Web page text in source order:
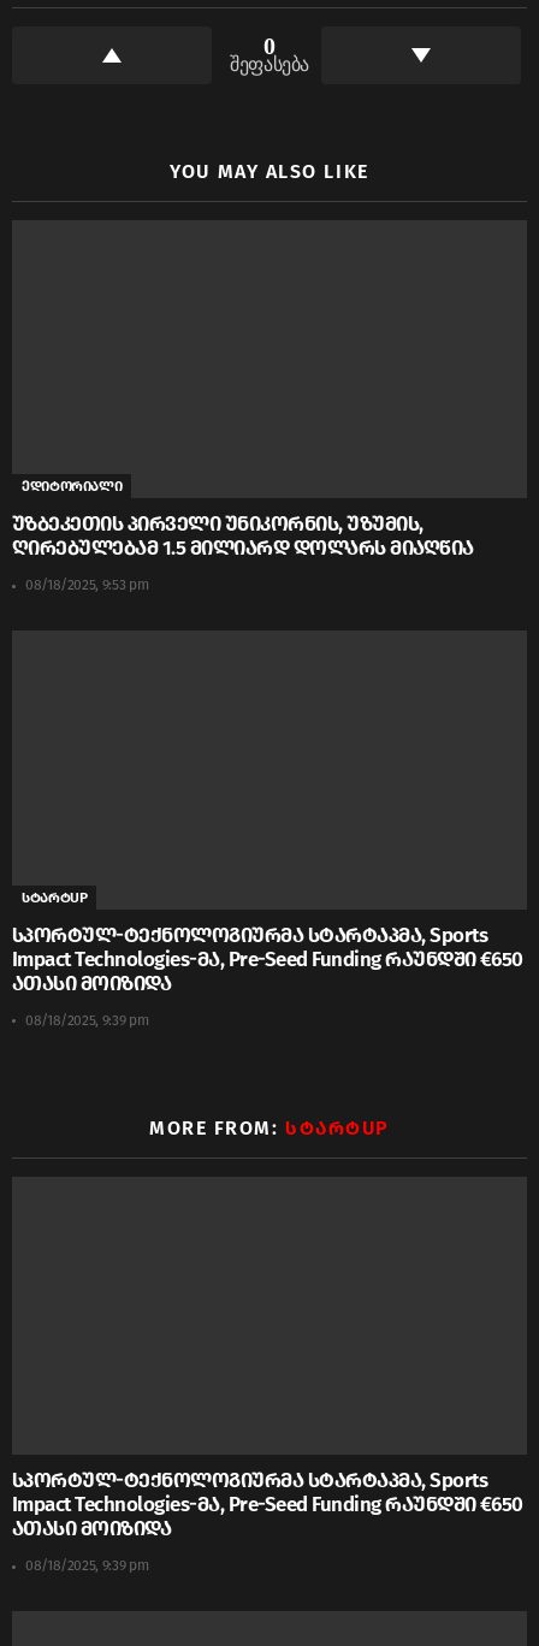
0
შეფასება
YOU MAY ALSO LIKE
ედიტორიალი
უზბეკეთის პირველი უნიკორნის, უზუმის,
ღირებულებამ 1.5 მილიარდ დოლარს მიაღწია
08/18/2025, 9:53 pm
სტარტUP
სპორტულ-ტექნოლოგიურმა სტარტაპმა, Sports
Impact Technologies-მა, Pre-Seed Funding რაუნდში €650
ათასი მოიზიდა
08/18/2025, 9:39 pm
MORE FROM:ᲡᲢᲐᲠᲢUP
სპორტულ-ტექნოლოგიურმა სტარტაპმა, Sports
Impact Technologies-მა, Pre-Seed Funding რაუნდში €650
ათასი მოიზიდა
08/18/2025, 9:39 pm